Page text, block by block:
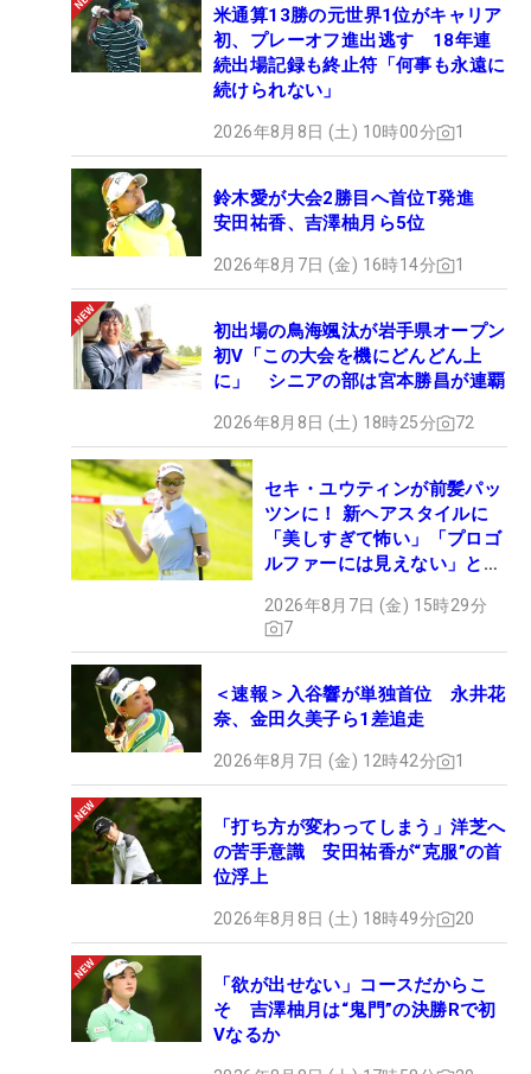
米通算13勝の元世界1位がキャリア
初、プレーオフ進出逃す 18年連
続出場記録も終止符「何事も永遠に
続けられない」
2026年8月8日 (土) 10時00分 1
鈴木愛が大会2勝目へ首位T発進
安田祐香、吉澤柚月ら5位
2026年8月7日 (金) 16時14分 1
初出場の鳥海颯汰が岩手県オープン
初V「この大会を機にどんどん上
に」 シニアの部は宮本勝昌が連覇
2026年8月8日 (土) 18時25分 72
セキ・ユウティンが前髪パッ
ツンに！ 新ヘアスタイルに
「美しすぎて怖い」「プロゴ
ルファーには見えない」とコ
2026年8月7日 (金) 15時29分
7
＜速報＞入谷響が単独首位 永井花
奈、金田久美子ら1差追走
2026年8月7日 (金) 12時42分 1
「打ち方が変わってしまう」洋芝へ
の苦手意識 安田祐香が“克服”の首
位浮上
2026年8月8日 (土) 18時49分 20
「欲が出せない」コースだからこ
そ 吉澤柚月は“鬼門”の決勝Rで初
Vなるか